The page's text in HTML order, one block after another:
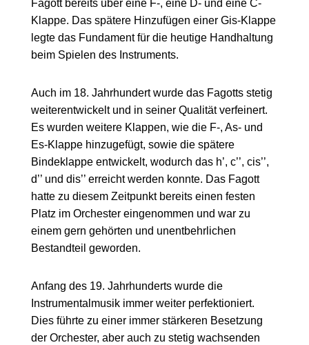
Fagott bereits über eine F-, eine D- und eine C-
Klappe. Das spätere Hinzufügen einer Gis-Klappe
legte das Fundament für die heutige Handhaltung
beim Spielen des Instruments.
Auch im 18. Jahrhundert wurde das Fagotts stetig
weiterentwickelt und in seiner Qualität verfeinert.
Es wurden weitere Klappen, wie die F-, As- und
Es-Klappe hinzugefügt, sowie die spätere
Bindeklappe entwickelt, wodurch das h’, c’’, cis’’,
d’’ und dis’’ erreicht werden konnte. Das Fagott
hatte zu diesem Zeitpunkt bereits einen festen
Platz im Orchester eingenommen und war zu
einem gern gehörten und unentbehrlichen
Bestandteil geworden.
Anfang des 19. Jahrhunderts wurde die
Instrumentalmusik immer weiter perfektioniert.
Dies führte zu einer immer stärkeren Besetzung
der Orchester, aber auch zu stetig wachsenden